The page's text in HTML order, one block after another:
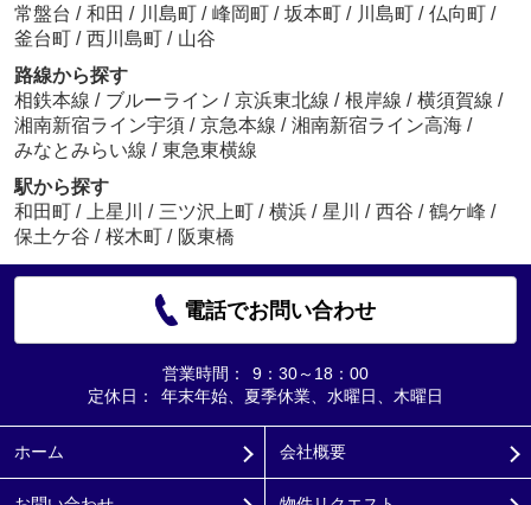
常盤台 / 和田 / 川島町 / 峰岡町 / 坂本町 / 川島町 / 仏向町 /
釜台町 / 西川島町 / 山谷
路線から探す
相鉄本線 / ブルーライン / 京浜東北線 / 根岸線 / 横須賀線 /
湘南新宿ライン宇須 / 京急本線 / 湘南新宿ライン高海 /
みなとみらい線 / 東急東横線
駅から探す
和田町 / 上星川 / 三ツ沢上町 / 横浜 / 星川 / 西谷 / 鶴ケ峰 /
保土ケ谷 / 桜木町 / 阪東橋
電話でお問い合わせ
営業時間：
9：30～18：00
定休日：
年末年始、夏季休業、水曜日、木曜日
ホーム 会社概要